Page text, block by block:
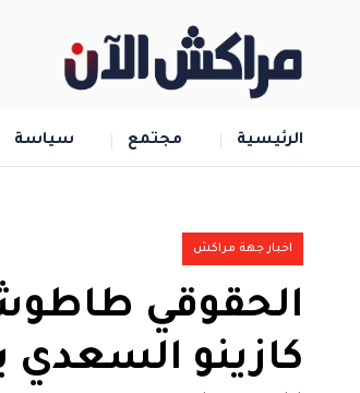
الرئيسية مجتمع سياسة
اخبار جهة مراكش
الحقوقي
كازينو